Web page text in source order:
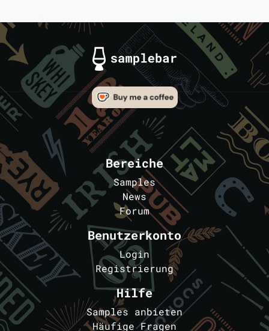
Bereiche
Samples
News
Forum
Benutzerkonto
Login
Registrierung
Hilfe
Samples anbieten
Häufige Fragen